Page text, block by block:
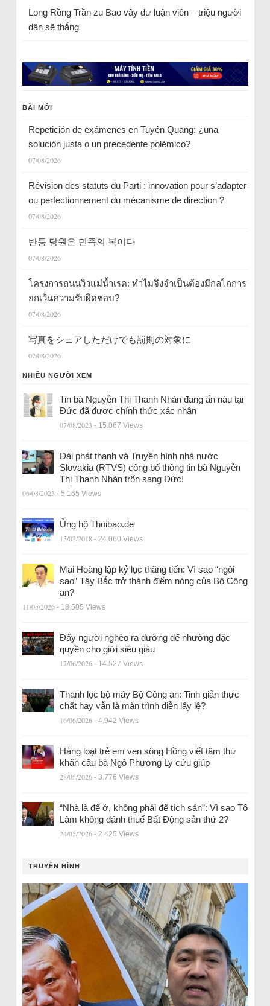
Long Rồng Trầnzu Bao vây dư luận viên – triệu người
dân sẽ thắng
BÀI MỚI
Repetición de exámenes en Tuyên Quang: ¿una
solución justa o un precedente polémico?
07/08/2026
Révision des statuts du Parti : innovation pour s’adapter
ou perfectionnement du mécanisme de direction ?
07/08/2026
반동 당원은 민족의 복이다
07/08/2026
โครงการถนนวิวแม่น้ำเรด: ทำไมจึงจำเป็นต้องมีกลไกการ
ยกเว้นความรับผิดชอบ?
07/08/2026
写真をシェアしただけでも罰則の対象に
07/08/2026
NHIỀU NGƯỜI XEM
Tin bà Nguyễn Thị Thanh Nhàn đang ẩn náu tại
Đức đã được chính thức xác nhận
07/08/2023 - 15.067 Views
Đài phát thanh và Truyền hình nhà nước
Slovakia (RTVS) công bố thông tin bà Nguyễn
Thị Thanh Nhàn trốn sang Đức!
06/08/2023 - 5.165 Views
Ủng hộ Thoibao.de
15/02/2018 - 24.060 Views
Mai Hoàng lập kỷ lục thăng tiến: Vì sao “ngôi
sao” Tây Bắc trở thành điểm nóng của Bộ Công
an?
11/05/2026 - 18.505 Views
Đẩy người nghèo ra đường để nhường đặc
quyền cho giới siêu giàu
17/06/2026 - 14.527 Views
Thanh lọc bộ máy Bộ Công an: Tinh giản thực
chất hay vẫn là màn trình diễn lấy lệ?
16/06/2026 - 4.942 Views
Hàng loạt trẻ em ven sông Hồng viết tâm thư
khẩn cầu bà Ngô Phương Ly cứu giúp
28/05/2026 - 3.776 Views
“Nhà là để ở, không phải để tích sản”: Vì sao Tô
Lâm không đánh thuế Bất Động sản thứ 2?
24/05/2026 - 2.425 Views
TRUYỀN HÌNH